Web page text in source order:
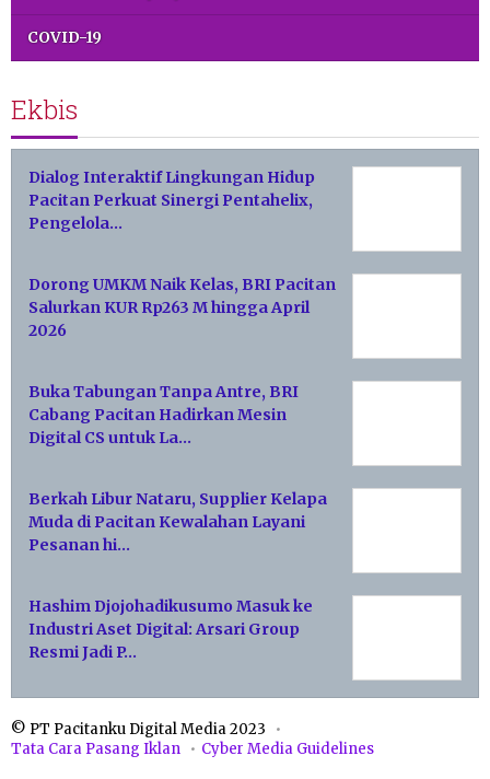
COVID-19
Ekbis
Dialog Interaktif Lingkungan Hidup
Pacitan Perkuat Sinergi Pentahelix,
Pengelola…
Dorong UMKM Naik Kelas, BRI Pacitan
Salurkan KUR Rp263 M hingga April
2026
Buka Tabungan Tanpa Antre, BRI
Cabang Pacitan Hadirkan Mesin
Digital CS untuk La…
Berkah Libur Nataru, Supplier Kelapa
Muda di Pacitan Kewalahan Layani
Pesanan hi…
Hashim Djojohadikusumo Masuk ke
Industri Aset Digital: Arsari Group
Resmi Jadi P…
© PT Pacitanku Digital Media 2023
Tata Cara Pasang Iklan
Cyber Media Guidelines